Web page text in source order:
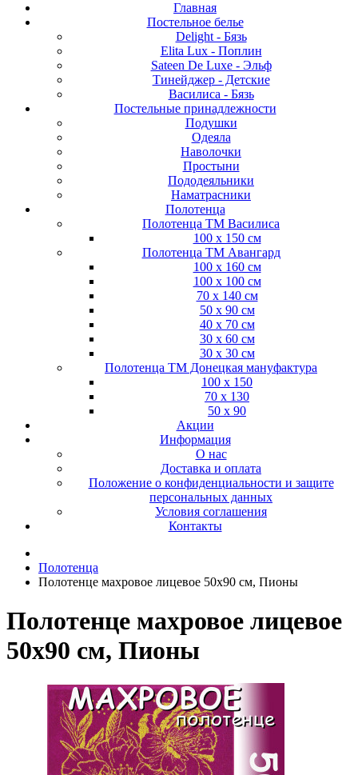
Главная
Постельное белье
Delight - Бязь
Elita Lux - Поплин
Sateen De Luxe - Эльф
Тинейджер - Детские
Василиса - Бязь
Постельные принадлежности
Подушки
Одеяла
Наволочки
Простыни
Пододеяльники
Наматрасники
Полотенца
Полотенца ТМ Василиса
100 х 150 см
Полотенца ТМ Авангард
100 х 160 см
100 х 100 см
70 х 140 см
50 х 90 см
40 х 70 см
30 х 60 см
30 х 30 см
Полотенца ТМ Донецкая мануфактура
100 х 150
70 х 130
50 х 90
Акции
Информация
О нас
Доставка и оплата
Положение о конфиденциальности и защите
персональных данных
Условия соглашения
Контакты
Полотенца
Полотенце махровое лицевое 50х90 см, Пионы
Полотенце махровое лицевое
50х90 см, Пионы